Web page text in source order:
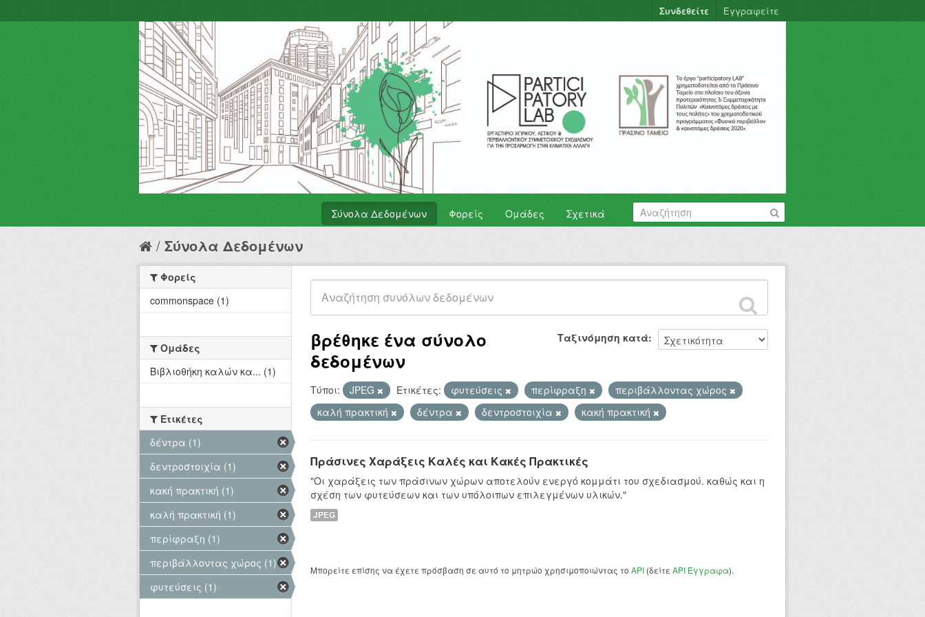
Συνδεθείτε Εγγραφείτε
Σύνολα Δεδομένων Φορείς Ομάδες Σχετικά
Σύνολα Δεδομένων
Ταξινόμηση κατά
βρέθηκε ένα σύνολο
δεδομένων
Τύποι: JPEG Ετικέτες: φυτεύσεις περίφραξη
περιβάλλοντας χώρος
καλή πρακτική
δέντρα δεντροστοιχία κακή πρακτική
Πράσινες Χαράξεις Καλές και Κακές Πρακτικές
"Οι χαράξεις των πράσινων χώρων αποτελούν ενεργό κομμάτι του σχεδιασμού. καθώς και η
σχέση των φυτεύσεων και των υπόλοιπων επιλεγμένων υλικών."
JPEG
Μπορείτε επίσης να έχετε πρόσβαση σε αυτό το μητρώο χρησιμοποιώντας το API (δείτε API Έγγραφα).
Φορείς
commonspace (1)
Ομάδες
Βιβλιοθήκη καλών κα... (1)
Ετικέτες
δέντρα (1)
δεντροστοιχία (1)
κακή πρακτική (1)
καλή πρακτική (1)
περίφραξη (1)
περιβάλλοντας χώρος (1)
φυτεύσεις (1)